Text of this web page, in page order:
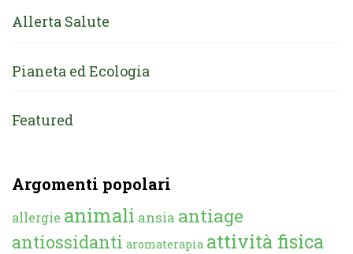
Allerta Salute
Pianeta ed Ecologia
Featured
Argomenti popolari
allergie animali ansia antiage
antiossidanti aromaterapia attività fisica